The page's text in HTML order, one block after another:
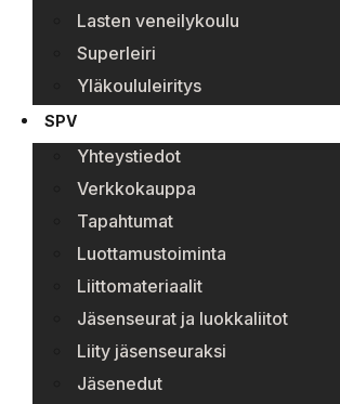
Lasten veneilykoulu
Superleiri
Yläkoululeiritys
SPV
Yhteystiedot
Verkkokauppa
Tapahtumat
Luottamustoiminta
Liittomateriaalit
Jäsenseurat ja luokkaliitot
Liity jäsenseuraksi
Jäsenedut